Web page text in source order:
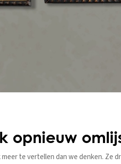
opnieuw
te vertellen dan we denken. Ze